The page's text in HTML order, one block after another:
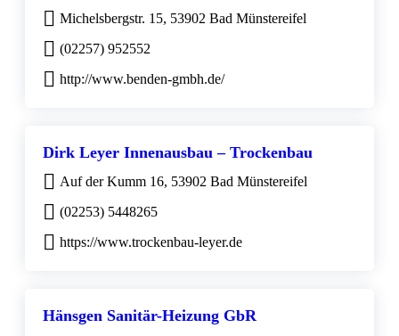
Michelsbergstr. 15, 53902 Bad Münstereifel
(02257) 952552
http://www.benden-gmbh.de/
Dirk Leyer Innenausbau – Trockenbau
Auf der Kumm 16, 53902 Bad Münstereifel
(02253) 5448265
https://www.trockenbau-leyer.de
Hänsgen Sanitär-Heizung GbR